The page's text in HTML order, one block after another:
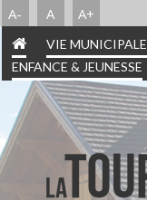
A- A A+
VIE MUNICIPALE
ENFANCE & JEUNESSE